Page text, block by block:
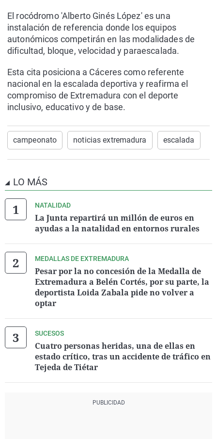
El rocódromo 'Alberto Ginés López' es una
instalación de referencia donde los equipos
autonómicos competirán en las modalidades de
dificultad, bloque, velocidad y paraescalada.
Esta cita posiciona a Cáceres como referente
nacional en la escalada deportiva y reafirma el
compromiso de Extremadura con el deporte
inclusivo, educativo y de base.
campeonato noticias extremadura escalada
LO MÁS
NATALIDAD
La Junta repartirá un millón de euros en
ayudas a la natalidad en entornos rurales
MEDALLAS DE EXTREMADURA
Pesar por la no concesión de la Medalla de
Extremadura a Belén Cortés, por su parte, la
deportista Loida Zabala pide no volver a
optar
SUCESOS
Cuatro personas heridas, una de ellas en
estado crítico, tras un accidente de tráfico en
Tejeda de Tiétar